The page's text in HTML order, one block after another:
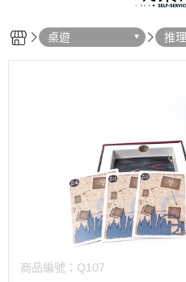
桌遊 推
商品編號： Q107